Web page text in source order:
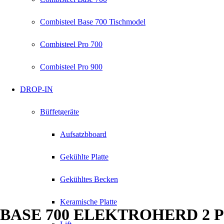
Combisteel Base 700 Tischmodel
Combisteel Pro 700
Combisteel Pro 900
DROP-IN
Büffetgeräte
Aufsatzbboard
Gekühlte Platte
Gekühltes Becken
Keramische Platte
BASE 700 ELEKTROHERD 2